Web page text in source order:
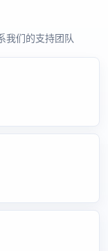
我们的支持团队